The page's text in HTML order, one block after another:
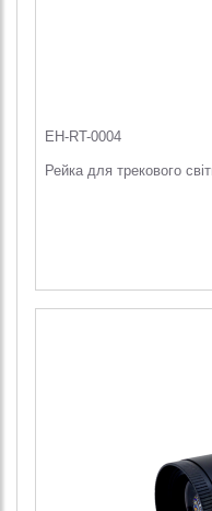
EH-RT-0004
Рейка для трекового